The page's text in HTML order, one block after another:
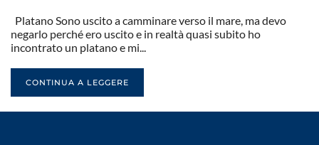
Platano Sono uscito a camminare verso il mare, ma devo
negarlo perché ero uscito e in realtà quasi subito ho
incontrato un platano e mi...
CONTINUA A LEGGERE